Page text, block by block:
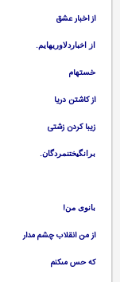
از اخبار عشق‏
از اخباردلاوريهايم.
خسته‏ام‏
از كاشتن دريا
زيبا كردن زشتى‏
برانگيختنمردگان.
بانوى من !
از من انقلاب چشم مدار
كه حس مى‏كنم‏